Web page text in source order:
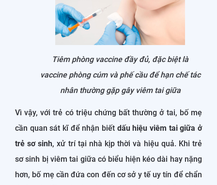
Tiêm phòng vaccine đầy đủ, đặc biệt là
vaccine phòng cúm và phế cầu để hạn chế tác
nhân thường gặp gây viêm tai giữa
Vì vậy, với trẻ có triệu chứng bất thường ở tai, bố mẹ
cần quan sát kĩ để nhận biết dấu hiệu viêm tai giữa ở
trẻ sơ sinh, xử trí tại nhà kịp thời và hiệu quả. Khi trẻ
sơ sinh bị viêm tai giữa có biểu hiện kéo dài hay nặng
hơn, bố mẹ cần đứa con đến cơ sở y tế uy tín để chẩn